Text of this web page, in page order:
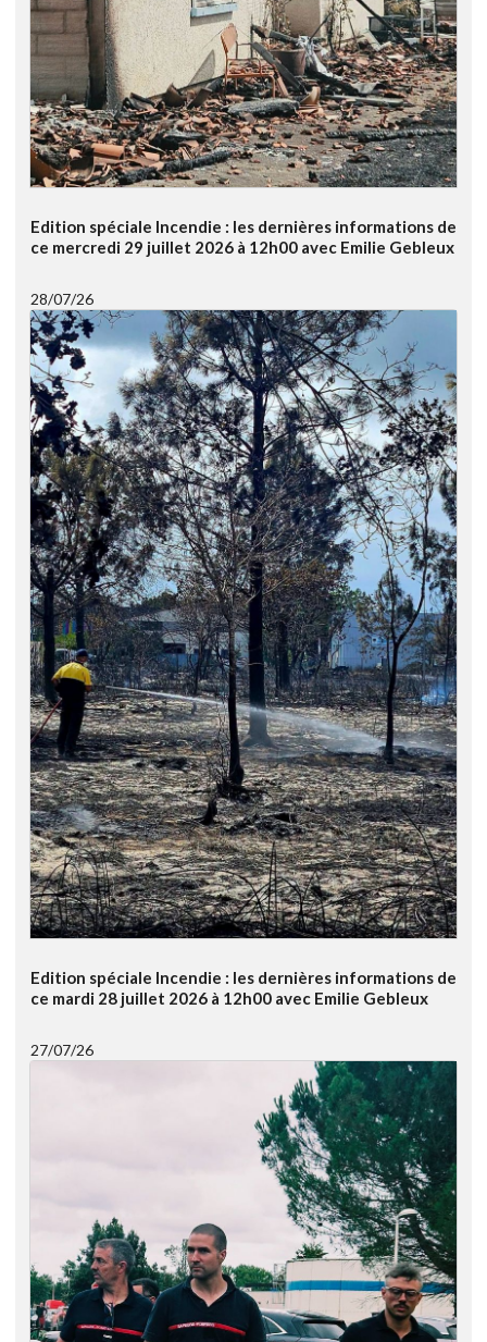
Edition spéciale Incendie : les dernières informations de
ce mercredi 29 juillet 2026 à 12h00 avec Emilie Gebleux
28/07/26
Edition spéciale Incendie : les dernières informations de
ce mardi 28 juillet 2026 à 12h00 avec Emilie Gebleux
27/07/26